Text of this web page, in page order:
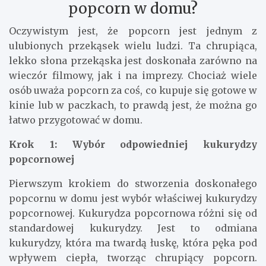
popcorn w domu?
Oczywistym jest, że popcorn jest jednym z
ulubionych przekąsek wielu ludzi. Ta chrupiąca,
lekko słona przekąska jest doskonała zarówno na
wieczór filmowy, jak i na imprezy. Chociaż wiele
osób uważa popcorn za coś, co kupuje się gotowe w
kinie lub w paczkach, to prawdą jest, że można go
łatwo przygotować w domu.
Krok 1: Wybór odpowiedniej kukurydzy
popcornowej
Pierwszym krokiem do stworzenia doskonałego
popcornu w domu jest wybór właściwej kukurydzy
popcornowej. Kukurydza popcornowa różni się od
standardowej kukurydzy. Jest to odmiana
kukurydzy, która ma twardą łuskę, która pęka pod
wpływem ciepła, tworząc chrupiący popcorn.